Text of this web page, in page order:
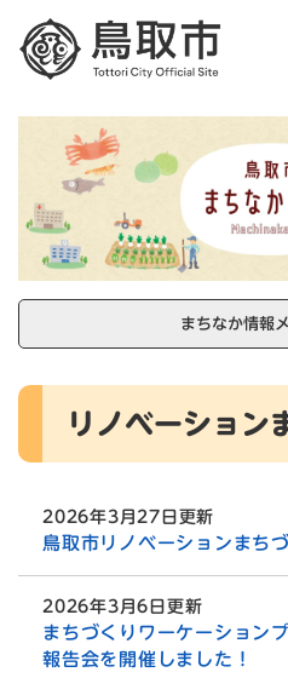
メニューを飛
まちなか情報
本
リノベーション
2026年3月27日更新
鳥取市リノベーションまち
2026年3月6日更新
まちづくりワーケーション
報告会を開催しました！